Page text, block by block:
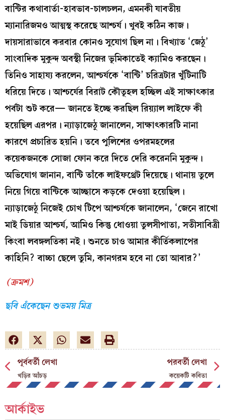
বান্টির কথাবার্তা-হাবভাব-চালচলন, এমনকী যাবতীয়
ম্যানারিজমও আত্মস্থ করেছে আশ্চর্য। খুবই কঠিন কাজ।
দায়সারাভাবে করবার কোনও সুযোগ ছিল না। বিখ্যাত ‘জেঠু’
সাংবাদিক মুকুন্দ অবস্থী নিজের ভূমিকাতেই ক্যামিও করছেন।
তিনিও সাহায্য করলেন, আশ্চর্যকে ‘বান্টি’ চরিত্রটার খুঁটিনাটি
ধরিয়ে দিতে। আশ্চর্যের বিরাট কৌতূহল হচ্ছিল এই সাক্ষাৎকার
পর্বটা শুট করে— জানতে ইচ্ছে করছিল রিয়্যাল লাইফে কী
হয়েছিল এরপর। ন্যাড়াজেঠু জানালেন, সাক্ষাৎকারটি নানা
কারণে প্রচারিত হয়নি। তবে পুলিশের ওপরমহলের
কয়েকজনকে সোজা ফোন করে দিতে দেরি করেননি মুকুন্দ।
অভিযোগ জানান, বান্টি তাঁকে লাইফথ্রেট দিয়েছে। থানায় তুলে
নিয়ে গিয়ে বান্টিকে আচ্ছাসে কড়কে দেওয়া হয়েছিল।
ন্যাড়াজেঠু নিজেই চোখ টিপে আশ্চর্যকে জানালেন, ‘জেনে রাখো
মাই ডিয়ার আশ্চর্য, আমিও কিন্তু ধোওয়া তুলসীপাতা, সতীসাবিত্রী
কিংবা লবঙ্গলতিকা নই। শুনতে চাও আমার কীর্তিকলাপের
কাহিনি? বাচ্চা ছেলে তুমি, কানগরম হবে না তো আবার?’
(ক্রমশ)
ছবি এঁকেছেন শুভময় মিত্র
পূর্ববর্তী লেখা
খড়ির আঁচড়
পরবর্তী লেখা
কয়েকটি কবিতা
আর্কাইভ